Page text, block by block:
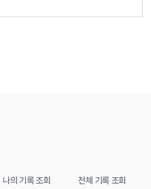
나의 기록 조회 전체 기록 조회